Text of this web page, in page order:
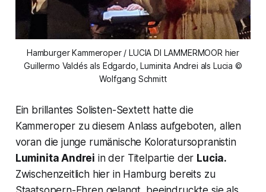
Hamburger Kammeroper / LUCIA DI LAMMERMOOR hier
Guillermo Valdés als Edgardo, Luminita Andrei als Lucia ©
Wolfgang Schmitt
Ein brillantes Solisten-Sextett hatte die
Kammeroper zu diesem Anlass aufgeboten, allen
voran die junge rumänische Koloratursopranistin
Luminita Andrei in der Titelpartie der Lucia.
Zwischenzeitlich hier in Hamburg bereits zu